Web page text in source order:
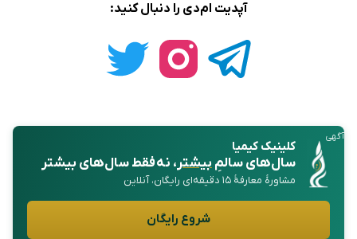
آپدیت ام‌دی را دنبال کنید:
آگهی
کلینیک کیمیا
سال‌های سالمِبیشتر، نه فقط سال‌های بیشتر
مشاورهٔ معارفهٔ ۱۵ دقیقه‌ای رایگان، آنلاین
شروع رایگان